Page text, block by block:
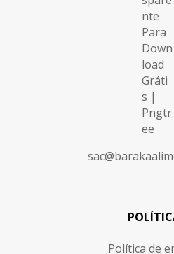
Política de